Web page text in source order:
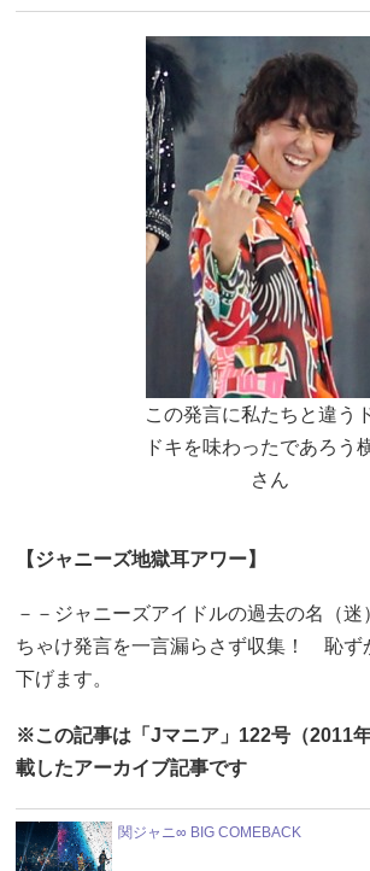
この発言に私たちと違う
ドキを味わったであろう
さん
【ジャニーズ地獄耳アワー】
－－ジャニーズアイドルの過去の名（迷
ちゃけ発言を一言漏らさず収集！ 恥ず
下げます。
※この記事は「Jマニア」122号（2011
載したアーカイブ記事です
関ジャニ∞ BIG COMEBACK